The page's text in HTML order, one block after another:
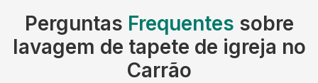
Perguntas Frequentes sobre
lavagem de tapete de igreja no
Carrão